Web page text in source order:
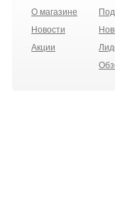
О магазине
Новости
Акции